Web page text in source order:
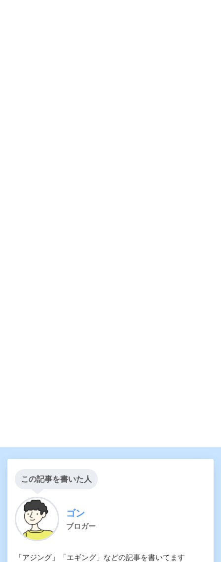
この記事を書いた人
ゴン
ブロガー
「アジング」「エギング」などの記事を書いてます